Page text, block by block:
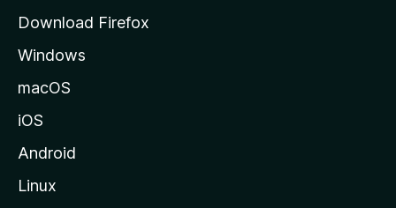
l
d
o
z
Download Firefox
Windows
macOS
iOS
Android
Linux